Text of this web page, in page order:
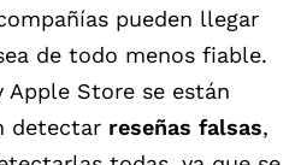
pueden llegar
de todo menos fiable.
Apple Store se están
detectar reseñas falsas,